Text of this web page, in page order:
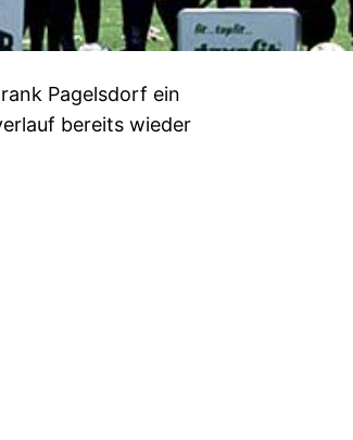
Pagelsdorf ein
bereits wieder